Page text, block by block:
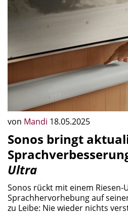
von Mandi 18.05.2025
Sonos bringt
Ultra
Sonos rückt mit einem Riesen-
Sprachhervorhebung auf
zu Leibe: Nie wieder nichts